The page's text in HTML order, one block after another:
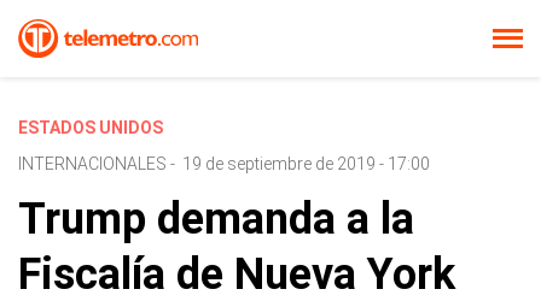
ESTADOS UNIDOS
INTERNACIONALES - 19 de septiembre de 2019 - 17:00
Trump demanda a la
Fiscalía de Nueva York